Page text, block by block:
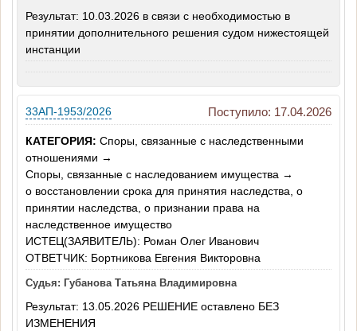
Результат: 10.03.2026 в связи с необходимостью в
принятии дополнительного решения судом нижестоящей
инстанции
Поступило: 17.04.2026
33АП-1953/2026
КАТЕГОРИЯ: Споры, связанные с наследственными
отношениями →
Споры, связанные с наследованием имущества →
о восстановлении срока для принятия наследства, о
принятии наследства, о признании права на
наследственное имущество
ИСТЕЦ(ЗАЯВИТЕЛЬ): Роман Олег Иванович
ОТВЕТЧИК: Бортникова Евгения Викторовна
Судья: Губанова Татьяна Владимировна
Результат: 13.05.2026 РЕШЕНИЕ оставлено БЕЗ
ИЗМЕНЕНИЯ